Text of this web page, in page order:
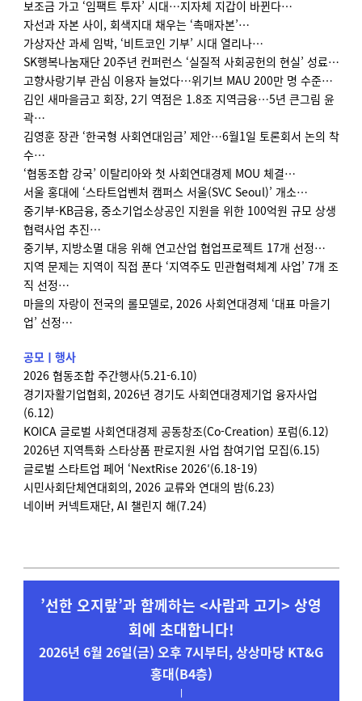
보조금 가고 ‘임팩트 투자’ 시대…지자체 지갑이 바뀐다…
자선과 자본 사이, 회색지대 채우는 ‘촉매자본’…
가상자산 과세 임박, ‘비트코인 기부’ 시대 열리나…
SK행복나눔재단 20주년 컨퍼런스 ‘실질적 사회공헌의 현실’ 성료…
고향사랑기부 관심 이용자 늘었다…위기브 MAU 200만 명 수준…
김인 새마을금고 회장, 2기 역점은 1.8조 지역금융…5년 큰그림 윤
곽…
김영훈 장관 ‘한국형 사회연대임금’ 제안…6월1일 토론회서 논의 착
수…
‘협동조합 강국’ 이탈리아와 첫 사회연대경제 MOU 체결…
서울 홍대에 ‘스타트업벤처 캠퍼스 서울(SVC Seoul)’ 개소…
중기부-KB금융, 중소기업소상공인 지원을 위한 100억원 규모 상생
협력사업 추진…
중기부, 지방소멸 대응 위해 연고산업 협업프로젝트 17개 선정…
지역 문제는 지역이 직접 푼다 ‘지역주도 민관협력체계 사업’ 7개 조
직 선정…
마을의 자랑이 전국의 롤모델로, 2026 사회연대경제 ‘대표 마을기
업’ 선정…
공모ㅣ행사
2026 협동조합 주간행사(5.21-6.10)
경기자활기업협회, 2026년 경기도 사회연대경제기업 융자사업
(6.12)
KOICA 글로벌 사회연대경제 공동창조(Co-Creation) 포럼(6.12)
2026년 지역특화 스타상품 판로지원 사업 참여기업 모집(6.15)
글로벌 스타트업 페어 ‘NextRise 2026′(6.18-19)
시민사회단체연대회의, 2026 교류와 연대의 밤(6.23)
네이버 커넥트재단, AI 챌린지 해(7.24)
’선한 오지랖’과 함께하는 <사람과 고기> 상영
회에 초대합니다!
2026년 6월 26일(금) 오후 7시부터, 상상마당 KT&G
홍대(B4층)
ㅣ